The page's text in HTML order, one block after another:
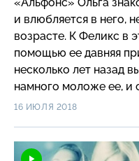
и влюбляется в него,
возрасте. К Феликс в
помощью ее давняя
несколько лет назад
намного моложе ее, и
развод. При этом по
подруг…
16 ИЮЛЯ 2018